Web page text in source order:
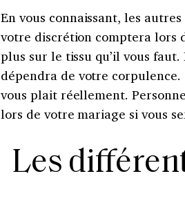
En vous connaissant, les
votre discrétion comptera lors
plus sur le tissu qu’il vous
dépendra de votre corpulence.
vous plait réellement.
lors de votre mariage si vous
Les